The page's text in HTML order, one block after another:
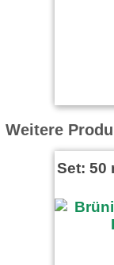
Weitere
Set: 50